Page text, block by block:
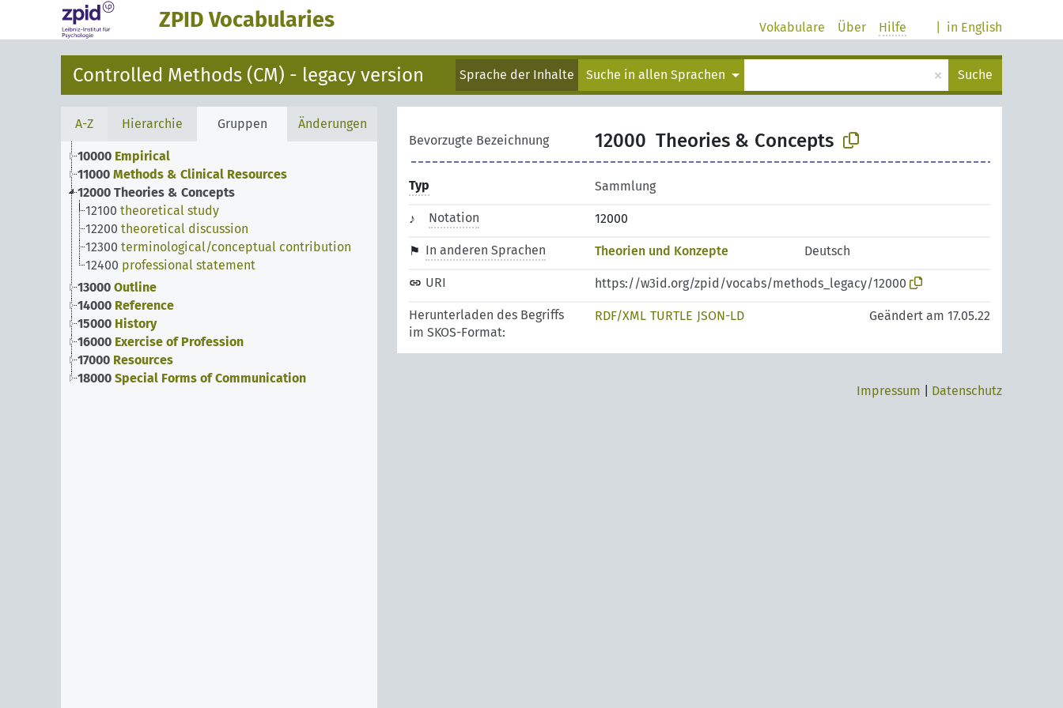
ZPID Vocabularies in English
Vokabulare Über Hilfe
Controlled Methods (CM) - legacy version Sprache der Inhalte Suche in allen Sprachen × Suche
A-Z Hierarchie Gruppen Änderungen
10000 Empirical
11000 Methods & Clinical Resources
12000 Theories & Concepts
12100 theoretical study
12200 theoretical discussion
12300 terminological/conceptual contribution
12400 professional statement
13000 Outline
14000 Reference
15000 History
16000 Exercise of Profession
17000 Resources
18000 Special Forms of Communication
Bevorzugte Bezeichnung 12000 Theories & Concepts
Typ Sammlung
Notation 12000
In anderen Sprachen Theorien und Konzepte Deutsch
URI https://w3id.org/zpid/vocabs/methods_legacy/12000
Herunterladen des Begriffs
im SKOS-Format:
RDF/XML TURTLE JSON-LD Geändert am 17.05.22
Impressum Datenschutz